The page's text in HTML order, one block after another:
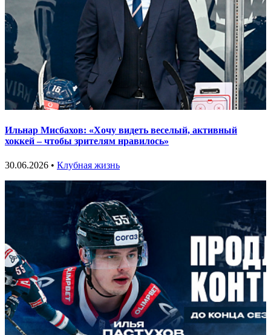
Ильнар Мисбахов: «Хочу видеть веселый, активный
хоккей – чтобы зрителям нравилось»
30.06.2026 • Клубная жизнь